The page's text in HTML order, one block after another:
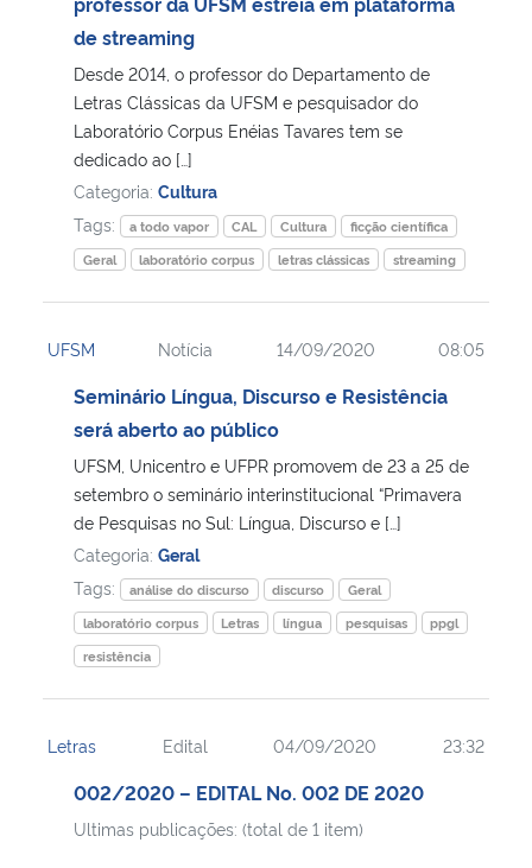
de streaming
Desde 2014, o professor do Departamento de
Letras Clássicas da UFSM e pesquisador do
Laboratório Corpus Enéias Tavares tem se
dedicado ao […]
Categoria: Cultura
Tags:
a todo vapor CAL Cultura
ficção científica
Geral
laboratório corpus letras clássicas streaming
UFSM Notícia 14/09/2020 08:05
Seminário Língua, Discurso e Resistência
será aberto ao público
UFSM, Unicentro e UFPR promovem de 23 a 25 de
setembro o seminário interinstitucional “Primavera
de Pesquisas no Sul: Língua, Discurso e […]
Categoria: Geral
Tags:
análise do discurso discurso
Geral
laboratório corpus
Letras língua pesquisas
ppgl
resistência
Letras Edital 04/09/2020 23:32
002/2020 – EDITAL No. 002 DE 2020
Ultimas publicações: (total de 1 item)